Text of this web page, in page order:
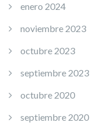
enero 2024
noviembre 2023
octubre 2023
septiembre 2023
octubre 2020
septiembre 2020